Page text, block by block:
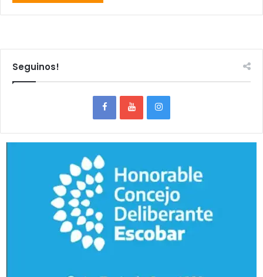
Seguinos!